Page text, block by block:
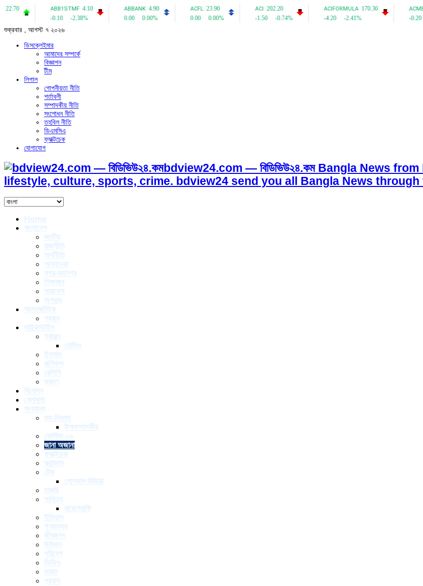
শুক্রবার , আগস্ট ৭ ২০২৬
ডিসক্লেইমার
আমাদের সম্পর্কে
বিজ্ঞাপন
টীম
লিগাল
গোপনীয়তা নীতি
শর্তাবলী
সম্পাদকীয় নীতি
সংশোধন নীতি
তহবিল নীতি
ডিএমসিএ
ফ্যাক্টচেক
যোগাযোগ
bdview24.com — বিডিভিউ২৪.কম Bangla News
lifestyle, culture, sports, crime. bdview24 send you all Bangla News through
Home
বাংলাদেশ
জাতীয়
রাজনীতি
অর্থনীতি
আবহাওয়া
নগর-মহানগর
শিক্ষাঙ্গন
সারাদেশ
অপরাধ
আন্তর্জাতিক
প্রবাস
লাইফস্টাইল
স্বাস্থ্য
হোমিও
ইসলাম
রাশিফল
রেসিপি
ভ্রমণ
বিনোদন
খেলাধুলা
অন্যান্য
মত-দ্বিমত
উপসম্পাদকীয়
কোভিড-১৯
জানা অজানা
ফ্যাক্টচেক
স্ক্যান্ডাল
টেক
সোশ্যাল মিডিয়া
চাকরি
সাহিত্য
বায়োগ্রাফি
ইতিহাস
গণমাধ্যম
জীবজগৎ
উদ্ভিদ
পরিবেশ
ভিডিও
ভারত
প্রবাস